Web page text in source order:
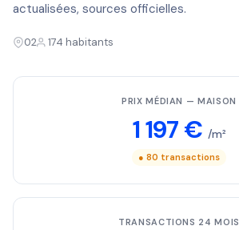
actualisées, sources officielles.
02 174 habitants
PRIX MÉDIAN — MAISON
1 197 € /m²
● 80 transactions
TRANSACTIONS 24 MOIS